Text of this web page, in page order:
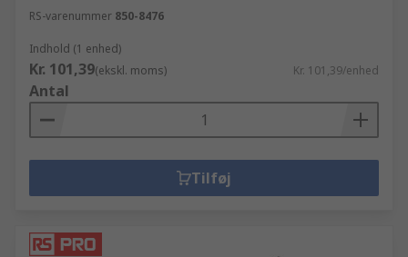
RS-varenummer 850-8476
Indhold (1 enhed)
Kr. 101,39(ekskl. moms) Kr. 101,39/enhed
Antal
Tilføj